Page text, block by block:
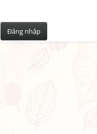
Đăng nhập